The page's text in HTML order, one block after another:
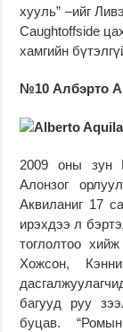
хууль” –ийг
Caughtoffside
хамгийн
№10 Албэрто
2009 оны зун
Алонзог
Аквиланиг 17
ирэхдээ л
тоглолтоо
Хожсон,
багууд руу
буцав.